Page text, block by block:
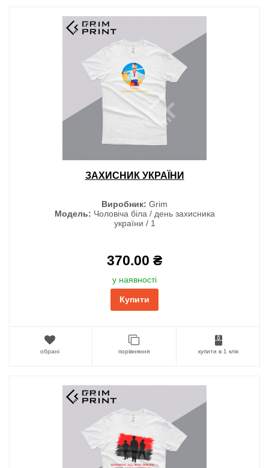
ЗАХИСНИК УКРАЇНИ
Виробник: Grim
Модель: Чоловіча біла / день захисника
україни / 1
370.00 ₴
у наявності
Купити
обрані порівняння купити в 1 клік